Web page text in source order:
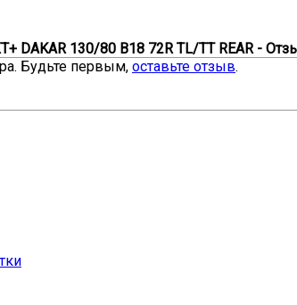
DAKAR 130/80 B18 72R TL/TT REAR -
Будьте первым, оставьте отзыв.